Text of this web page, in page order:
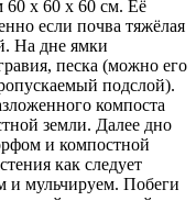
60 x 60 x 60 cм. Её
если почва тяжёлая
На дне ямки
песка (можно его
подслой).
компоста
земли. Далее дно
и компостной
как следует
и мульчируем. Побеги